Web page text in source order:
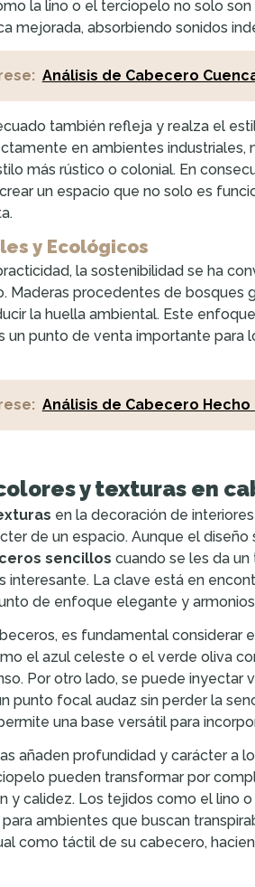
la lino o el terciopelo no solo
mejorada, absorbiendo sonidos
Análisis de Cabecero
también refleja y realza el
en ambientes industriales,
más rústico o colonial. En
un espacio que no solo es
y Ecológicos
la sostenibilidad se ha
Maderas procedentes de
la huella ambiental. Este
un punto de venta importante para
Análisis de Cabecero
y texturas en
en la decoración de
de un espacio. Aunque el
sencillos cuando se les da
interesante. La clave está en
de enfoque elegante y
es fundamental
el azul celeste o el verde oliva
Por otro lado, se puede
punto focal audaz sin perder la
una base versátil para
añaden profundidad y carácter a
pueden transformar por
y calidez. Los tejidos como el lino
ambientes que buscan
como táctil de su cabecero,